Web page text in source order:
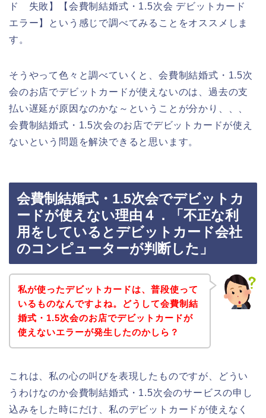
ド 失敗】【会費制結婚式・1.5次会 デビットカード
エラー】という感じで調べてみることをオススメしま
す。
そうやって色々と調べていくと、会費制結婚式・1.5次
会のお店でデビットカードが使えないのは、過去の支
払い遅延が原因なのかな～ということが分かり、、、
会費制結婚式・1.5次会のお店でデビットカードが使え
ないという問題を解決できると思います。
会費制結婚式・1.5次会でデビットカ
ードが使えない理由４．「不正な利
用をしているとデビットカード会社
のコンピューターが判断した」
私が使ったデビットカードは、普段使って
いるものなんですよね。どうして会費制結
婚式・1.5次会のお店でデビットカードが
使えないエラーが発生したのかしら？
これは、私の心の叫びを表現したものですが、どうい
うわけなのか会費制結婚式・1.5次会のサービスの申し
込みをした時にだけ、私のデビットカードが使えなく